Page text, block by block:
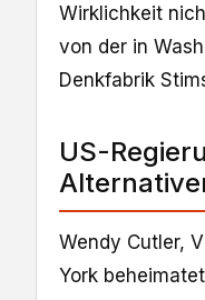
Wirklichkeit
von der in
Denkfabrik
US-
Wendy Cutler,
York